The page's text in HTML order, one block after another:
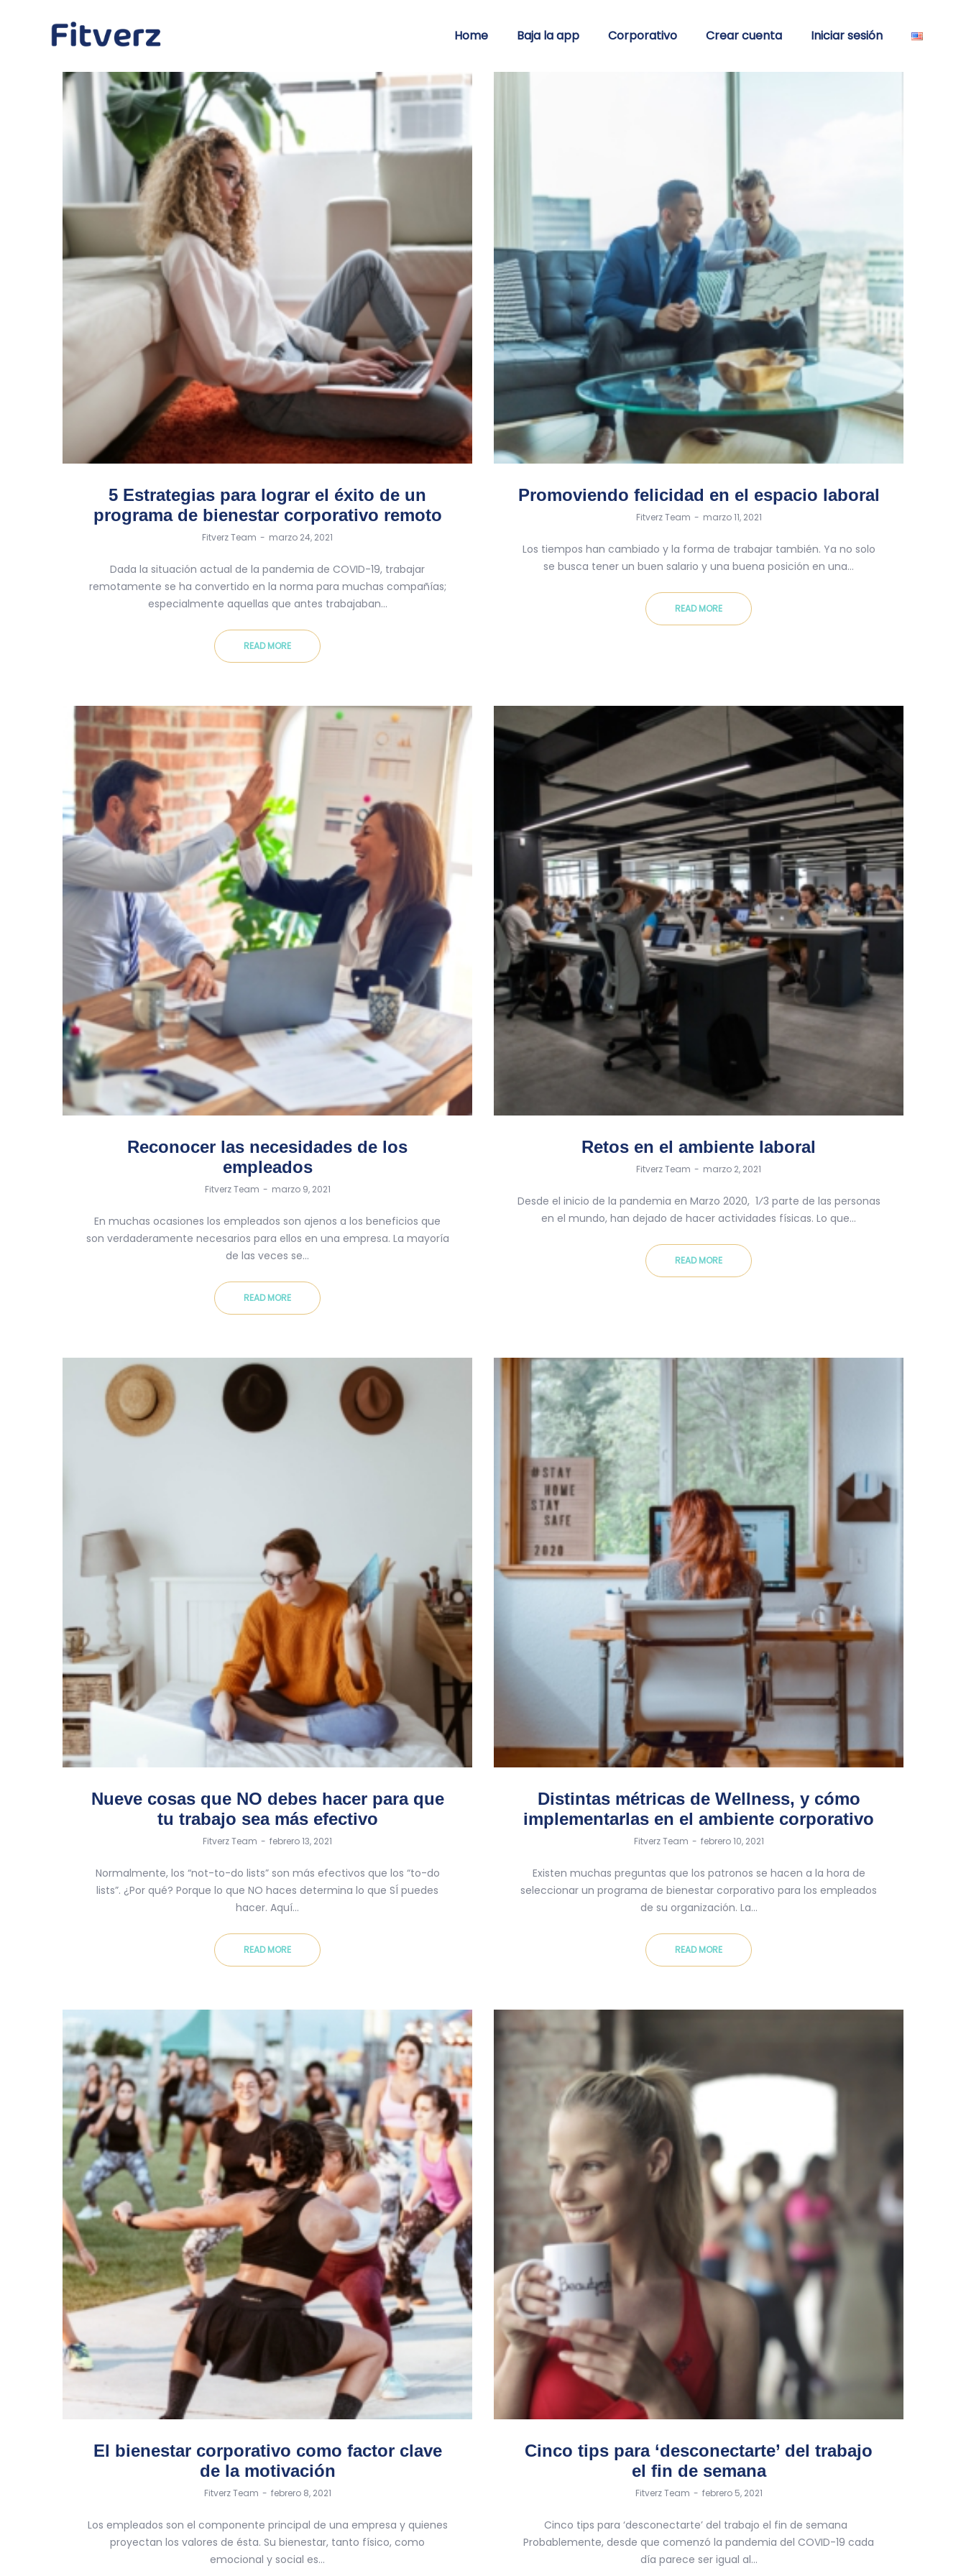
Home Baja la app Corporativo Crear cuenta Iniciar sesión
5 Estrategias para lograr el éxito de un
programa de bienestar corporativo remoto
by
Fitverz Team marzo 24, 2021
Dada la situación actual de la pandemia de COVID-19, trabajar
remotamente se ha convertido en la norma para muchas compañías;
especialmente aquellas que antes trabajaban…
READ MORE
Promoviendo felicidad en el espacio laboral
by
Fitverz Team marzo 11, 2021
Los tiempos han cambiado y la forma de trabajar también. Ya no solo
se busca tener un buen salario y una buena posición en una…
READ MORE
Reconocer las necesidades de los
empleados
by
Fitverz Team marzo 9, 2021
En muchas ocasiones los empleados son ajenos a los beneficios que
son verdaderamente necesarios para ellos en una empresa. La mayoría
de las veces se…
READ MORE
Retos en el ambiente laboral
by
Fitverz Team marzo 2, 2021
Desde el inicio de la pandemia en Marzo 2020, 1⁄3 parte de las personas
en el mundo, han dejado de hacer actividades físicas. Lo que…
READ MORE
Nueve cosas que NO debes hacer para que
tu trabajo sea más efectivo
by
Fitverz Team febrero 13, 2021
Normalmente, los “not-to-do lists” son más efectivos que los “to-do
lists”. ¿Por qué? Porque lo que NO haces determina lo que SÍ puedes
hacer. Aquí…
READ MORE
Distintas métricas de Wellness, y cómo
implementarlas en el ambiente corporativo
by
Fitverz Team febrero 10, 2021
Existen muchas preguntas que los patronos se hacen a la hora de
seleccionar un programa de bienestar corporativo para los empleados
de su organización. La…
READ MORE
El bienestar corporativo como factor clave
de la motivación
by
Fitverz Team febrero 8, 2021
Los empleados son el componente principal de una empresa y quienes
proyectan los valores de ésta. Su bienestar, tanto físico, como
emocional y social es…
Cinco tips para ‘desconectarte’ del trabajo
el fin de semana
by
Fitverz Team febrero 5, 2021
Cinco tips para ‘desconectarte’ del trabajo el fin de semana
Probablemente, desde que comenzó la pandemia del COVID-19 cada
día parece ser igual al…